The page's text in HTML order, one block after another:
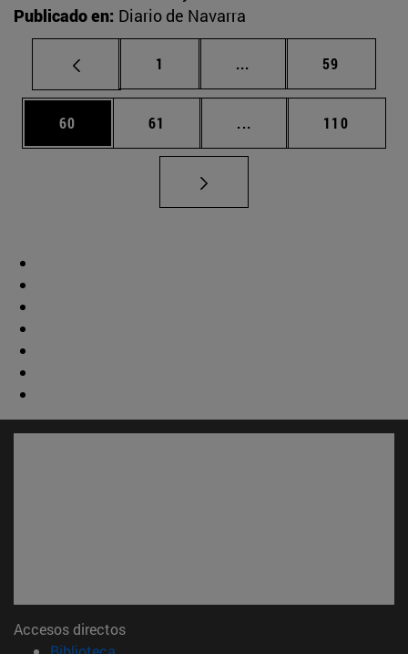
Publicado en: Diario de Navarra
Página
1 ... Páginas intermedias
Página
59
Página
60 Página
61 ... Páginas intermedias
Página
110
Accesos directos